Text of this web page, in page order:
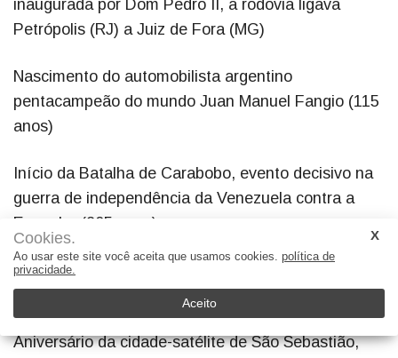
inaugurada por Dom Pedro II, a rodovia ligava
Petrópolis (RJ) a Juiz de Fora (MG)
Nascimento do automobilista argentino
pentacampeão do mundo Juan Manuel Fangio (115
anos)
Início da Batalha de Carabobo, evento decisivo na
guerra de independência da Venezuela contra a
Espanha (205 anos)
Dia de São João, padroeiro de Niterói feriado
municipal
Aniversário da cidade-satélite de São Sebastião,
Cookies.
Ao usar este site você aceita que usamos cookies. política de
privacidade.
Aceito